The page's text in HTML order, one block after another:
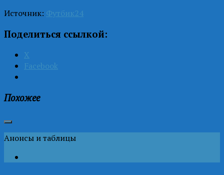
Источник: Футбик24
Поделиться ссылкой:
X
Facebook
Похожее
Анонсы и таблицы